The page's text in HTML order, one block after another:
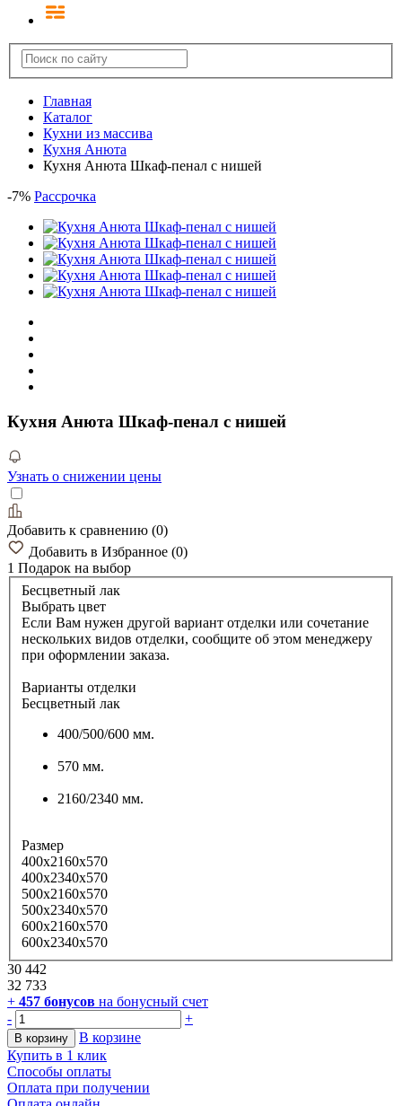
Главная
Каталог
Кухни из массива
Кухня Анюта
Кухня Анюта Шкаф-пенал с нишей
-7% Рассрочка
Кухня Анюта Шкаф-пенал с нишей
Узнать о снижении цены
Добавить к сравнению (0)
Добавить в Избранное (0)
1 Подарок на выбор
Бесцветный лак
Выбрать цвет
Если Вам нужен другой вариант отделки или сочетание
нескольких видов отделки, сообщите об этом менеджеру
при оформлении заказа.
Варианты отделки
Бесцветный лак
400/500/600 мм.
570 мм.
2160/2340 мм.
Размер
400x2160x570
400x2340x570
500x2160x570
500x2340x570
600x2160x570
600x2340x570
30 442
32 733
+ 457 бонусов на бонусный счет
-
+
В корзину
В корзине
Купить в 1 клик
Способы оплаты
Оплата при получении